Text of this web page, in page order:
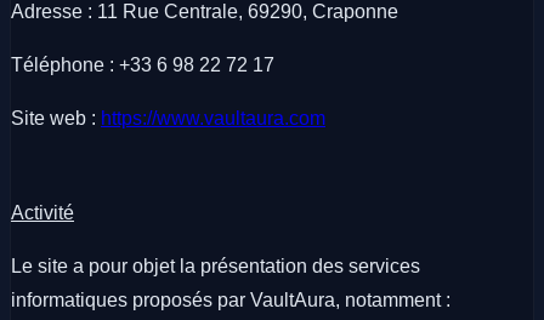
Adresse : 11 Rue Centrale, 69290, Craponne
Téléphone : +33 6 98 22 72 17
Site web : https://www.vaultaura.com
Activité
Le site a pour objet la présentation des services
informatiques proposés par VaultAura, notamment :